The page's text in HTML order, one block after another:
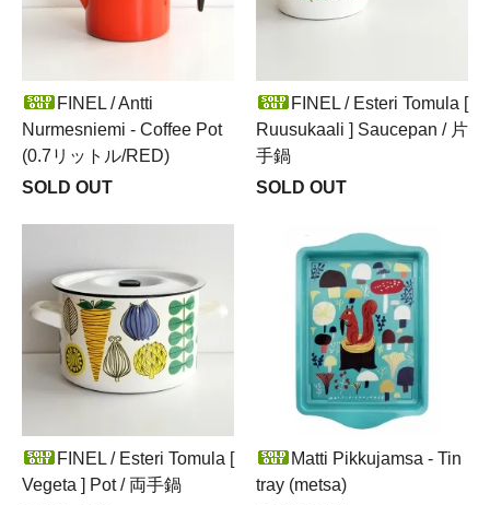
FINEL / Antti
Nurmesniemi - Coffee Pot
(0.7リットル/RED)
SOLD OUT
FINEL / Esteri Tomula [
Ruusukaali ] Saucepan / 片
手鍋
SOLD OUT
FINEL / Esteri Tomula [
Vegeta ] Pot / 両手鍋
Matti Pikkujamsa - Tin
tray (metsa)